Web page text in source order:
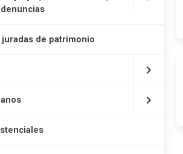
juradas de patrimonio